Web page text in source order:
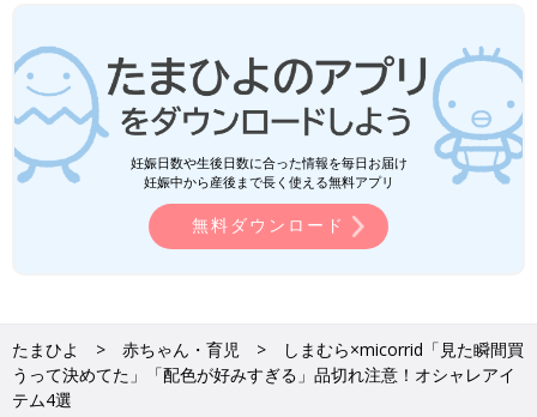
妊娠日数や生後日数に合った情報を毎日お届け
妊娠中から産後まで長く使える無料アプリ
無料ダウンロード
たまひよ 赤ちゃん・育児
しまむら×micorrid「見た瞬間買
うって決めてた」「配色が好みすぎる」品切れ注意！オシャレアイ
テム4選